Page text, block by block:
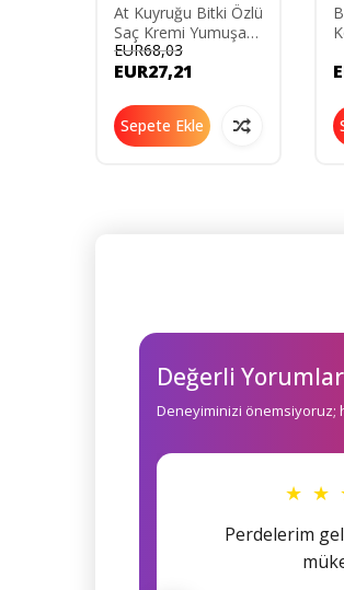
At Kuyruğu Bitki Özlü
Saç Kremi Yumuşak
Ve Kolay Taranan
Saçlar Için - 2'li Set -
RSK250ST
EUR68,03
EUR27,21
Sepete Ekle
Değerli
Deneyiminizi önemsiyoruz;
★ ★
Perdelerim